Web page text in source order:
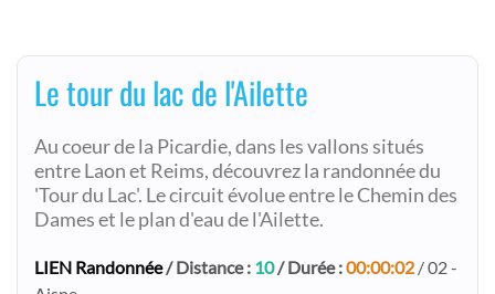
Le tour du lac de l'Ailette
Au coeur de la Picardie, dans les vallons situés
entre Laon et Reims, découvrez la randonnée du
'Tour du Lac'. Le circuit évolue entre le Chemin des
Dames et le plan d'eau de l'Ailette.
LIEN Randonnée/ Distance : 10/ Durée :00:00:02 / 02 -